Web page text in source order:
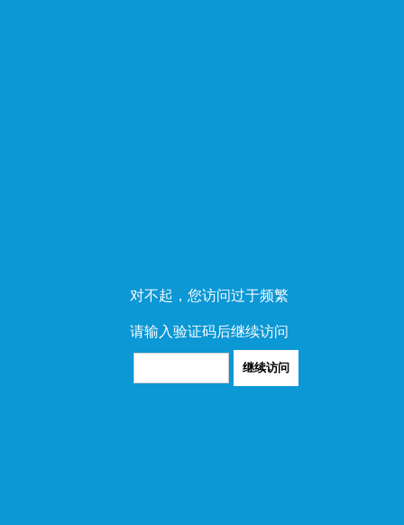
对不起，您访问过于频繁
请输入验证码后继续访问
继续访问